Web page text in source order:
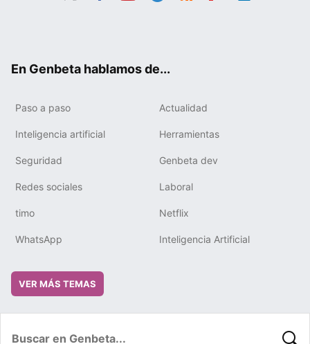
En Genbeta hablamos de...
Paso a paso Actualidad
Inteligencia artificial Herramientas
Seguridad Genbeta dev
Redes sociales Laboral
timo Netflix
WhatsApp Inteligencia Artificial
VER MÁS TEMAS